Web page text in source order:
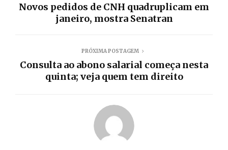
Novos pedidos de CNH quadruplicam em
janeiro, mostra Senatran
PRÓXIMA POSTAGEM
Consulta ao abono salarial começa nesta
quinta; veja quem tem direito